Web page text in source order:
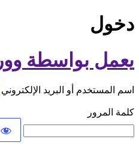
دخول
يعمل بواسطة
اسم المستخدم أو البريد الإلكتروني
كلمة المرور